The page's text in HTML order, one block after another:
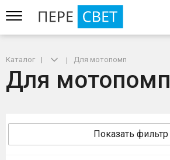
Каталог Для мотопомп
Для мотопомп
Показать фильтр